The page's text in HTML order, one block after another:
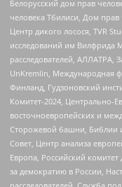
Белорусский дом прав
человека Тбилиси, Дом
Центр дикого лосося, TVR
исследований им Вилфрида
расследователей, АЛЛАТРА,
UnKremlin, Международная
Финланд, Гудзоновский
Комитет-2024, Центрально-
восточноевропейских и
Сторожевой башни, Библии
Совет, Центр анализа
Европа, Российский
за демократию в России,